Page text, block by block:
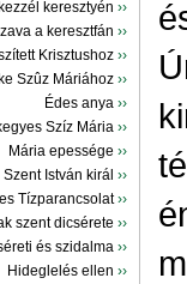
keresztyén ››
a keresztfán ››
Krisztushoz ››
Szûz Máriához ››
Édes anya ››
Szíz Mária ››
Mária epessége ››
István királ ››
Tízparancsolat››
szent dicsérete ››
és szidalma ››
Hideglelés ellen ››